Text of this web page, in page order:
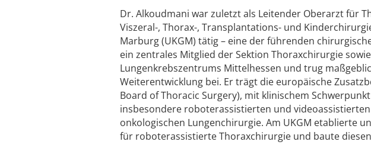
Dr. Alkoudmani war zuletzt als Leitender Oberarzt für
Viszeral-, Thorax-, Transplantations- und
Marburg (UKGM) tätig – eine der führenden
ein zentrales Mitglied der Sektion Thoraxchirurgie
Lungenkrebszentrums Mittelhessen und trug
Weiterentwicklung bei. Er trägt die europäische
Board of Thoracic Surgery), mit klinischem
insbesondere roboterassistierten und videoassistierten
onkologischen Lungenchirurgie. Am UKGM etablierte
für roboterassistierte Thoraxchirurgie und baute